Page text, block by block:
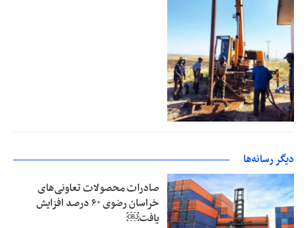
دیگر رسانه‌ها
صادرات محصولات تعاونی‌های
خراسان رضوی ۶۰ درصد افزایش
یافت￼